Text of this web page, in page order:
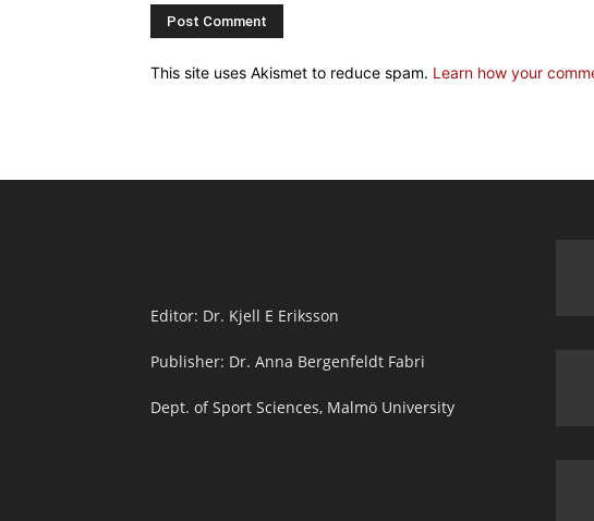
This site uses Akismet to reduce spam. Learn how your
Editor: Dr. Kjell E Eriksson
Publisher: Dr. Anna Bergenfeldt Fabri
Dept. of Sport Sciences, Malmö University